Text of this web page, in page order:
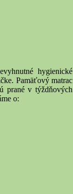
hygienické
Pamäťový matrac
prané v týždňových
o: